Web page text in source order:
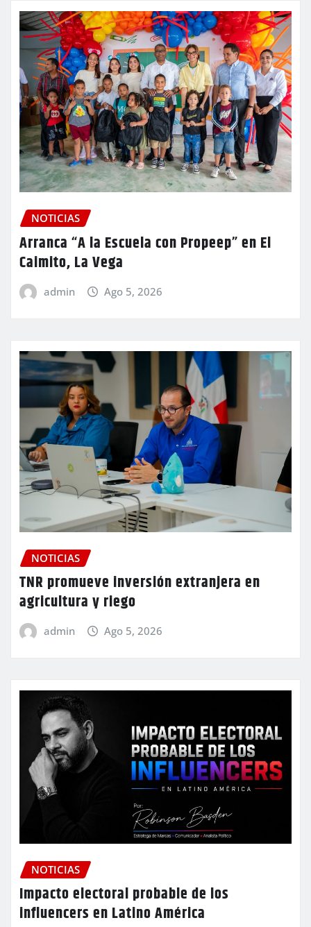
NOTICIAS
Arranca “A la Escuela con Propeep” en El
Caimito, La Vega
admin Ago 5, 2026
NOTICIAS
TNR promueve inversión extranjera en
agricultura y riego
admin Ago 5, 2026
NOTICIAS
Impacto electoral probable de los
influencers en Latino América